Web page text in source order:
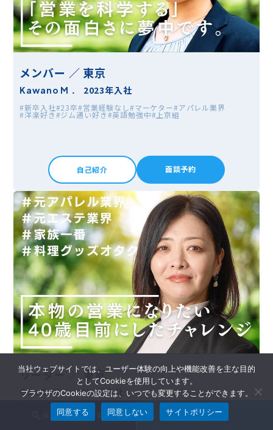
メンバーを探す 面談申込
メンバー ／ 東京
Kawano M． 2023年入社
#新卒入社#23卒#営業経験なし#マーケター#アパレル業界
#洋楽好き#ジム通い好き#英語勉強中#上京組
自己紹介 面談予約
リーダー ／ 東京
Okada Y． 2018年入社
#アパレル業界#エステ業界#美容業界 #営業経験なし
#プロジェクトリーダー #料理グッズオタク#元下着会社
#元エステSV#家族1番 #営業大好き
当社ウェブサイトでは、ユーザー体験の向上や機能改善を主な目的
としてCookieを使用しています。
ブラウザのCookieの設定は、いつでも変更することができます。
同意する
同意しない サイトポリシー